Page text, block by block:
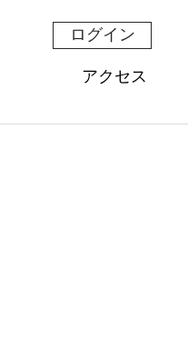
ログイン
アクセス